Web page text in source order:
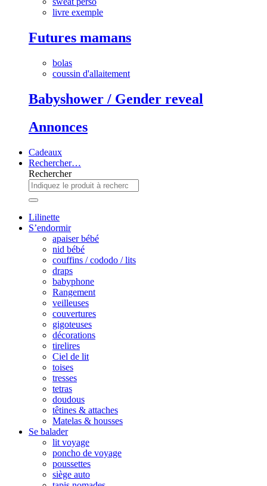
livre exemple
Futures mamans
bolas
coussin d'allaitement
Babyshower / Gender reveal
Annonces
Cadeaux
Rechercher…
Rechercher
Lilinette
S’endormir
apaiser bébé
nid bébé
couffins / cododo / lits
draps
babyphone
Rangement
veilleuses
couvertures
gigoteuses
décorations
tirelires
Ciel de lit
toises
tresses
tetras
doudous
têtines & attaches
Matelas & housses
Se balader
lit voyage
poncho de voyage
poussettes
siège auto